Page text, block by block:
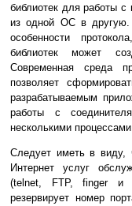
библиотек для работы с
из одной ОС в другую.
особенности
библиотек может
Современная среда
позволяет
разрабатываемым
работы с
несколькими
Следует иметь в виду,
Интернет услуг
(telnet, FTP, finger и
резервирует номер